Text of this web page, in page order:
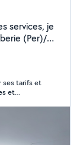
services, je
me contacter
ses tarifs et
et
les
lui
je vous